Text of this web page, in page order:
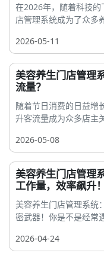
在2026年，随着科技
店管理系统成为了众多
2026-05-11
美容养生门店管理
流量？
随着节日消费的日益增
升客流量成为众多店主
2026-05-08
美容养生门店管理
工作量，效率飙升！
美容养生门店管理系统
密武器！你是不是经常
2026-04-24